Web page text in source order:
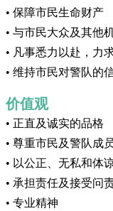
• 保障市民生命财产
• 与市民大众及其他
• 凡事悉力以赴，力
• 维持市民对警队的
价值观
• 正直及诚实的品格
• 尊重市民及警队成
• 以公正、无私和体
• 承担责任及接受问
• 专业精神